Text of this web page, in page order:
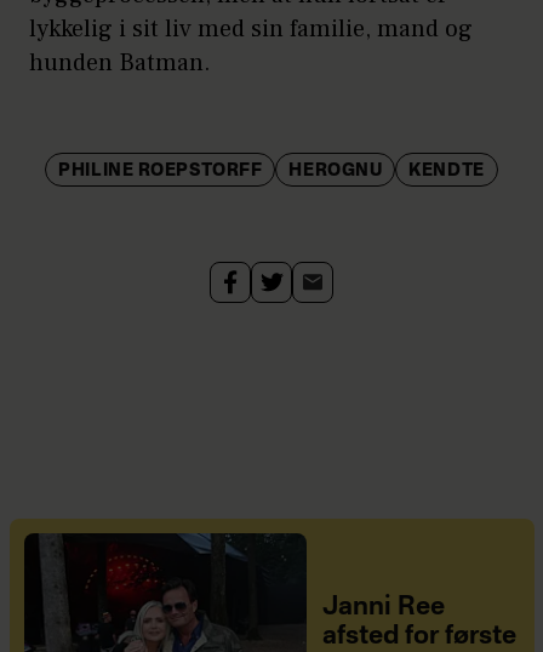
lykkelig i sit liv med sin familie, mand og
hunden Batman.
PHILINE ROEPSTORFF HEROGNU KENDTE
Janni Ree
afsted for første